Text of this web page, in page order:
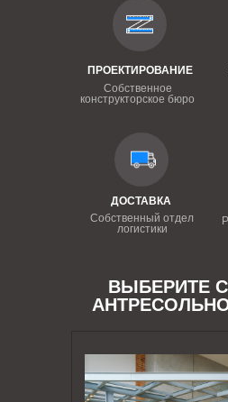
ПРОЕКТИРОВАНИЕ
Собственное
конструкторское бюро
ДОСТАВКА
Собственный отдел
логистики
ВЫБЕРИТЕ